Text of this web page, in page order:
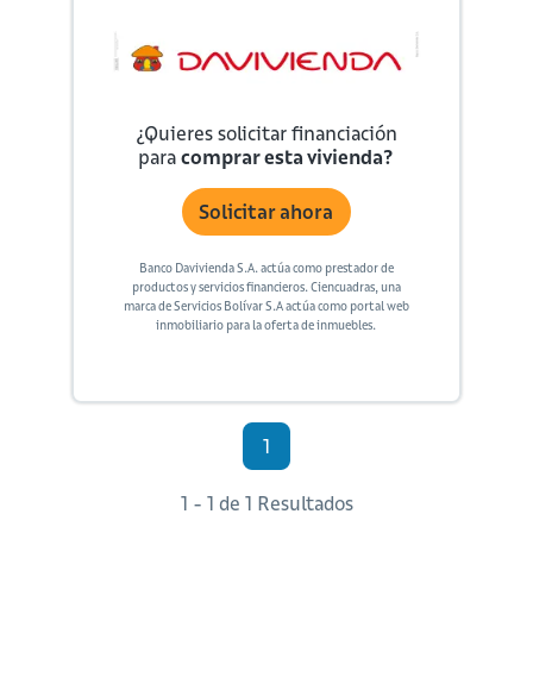
¿Quieres solicitar financiación
paracomprar esta vivienda?
Solicitar ahora
Banco Davivienda S.A. actúa como prestador de
productos y servicios financieros. Ciencuadras, una
marca de Servicios Bolívar S.A actúa como portal web
inmobiliario para la oferta de inmuebles.
1
1 - 1 de 1 Resultados